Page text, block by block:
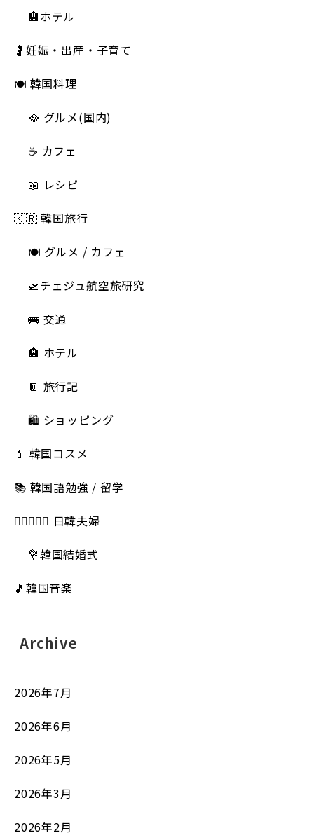
🏨ホテル
🤰妊娠・出産・子育て
🍽 韓国料理
🥘 グルメ(国内)
☕️ カフェ
📖 レシピ
🇰🇷 韓国旅行
🍽 グルメ / カフェ
🛫チェジュ航空旅研究
🚌 交通
🏨 ホテル
📔 旅行記
🛍️ ショッピング
💄 韓国コスメ
📚 韓国語勉強 / 留学
👩🏻‍❤️‍👨🏻 日韓夫婦
💐韓国結婚式
🎵韓国音楽
Archive
2026年7月
2026年6月
2026年5月
2026年3月
2026年2月